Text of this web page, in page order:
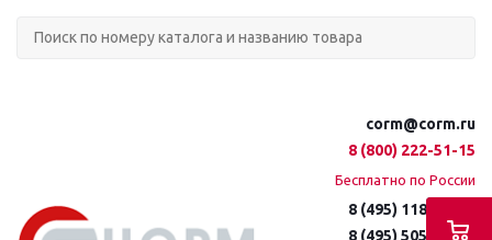
corm@corm.ru
8 (800) 222-51-15
Бесплатно по России
8 (495) 118-61-16
8 (495) 505-51-15